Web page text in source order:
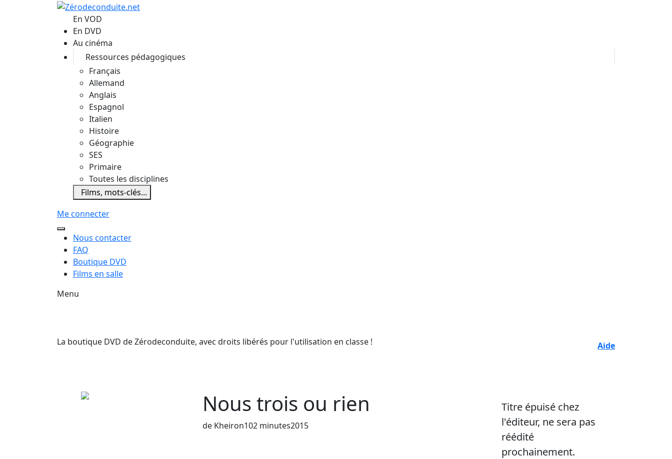
Aller au contenu principal
En VOD
En DVD
Au cinéma
Ressources pédagogiques
Français
Allemand
Anglais
Espagnol
Italien
Histoire
Géographie
SES
Primaire
Toutes les disciplines
Films, mots-clés...
Me connecter
Nous contacter
FAQ
Boutique DVD
Films en salle
Menu
La boutique DVD de Zérodeconduite, avec droits libérés pour l'utilisation en classe ! Aide
Nous trois ou rien
de Kheiron102 minutesAnnée de sortie du film
2015
Titre épuisé chez
l'éditeur, ne sera pas
réédité
prochainement.